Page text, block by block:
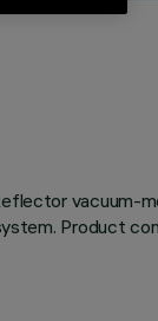
vacuum-
Product